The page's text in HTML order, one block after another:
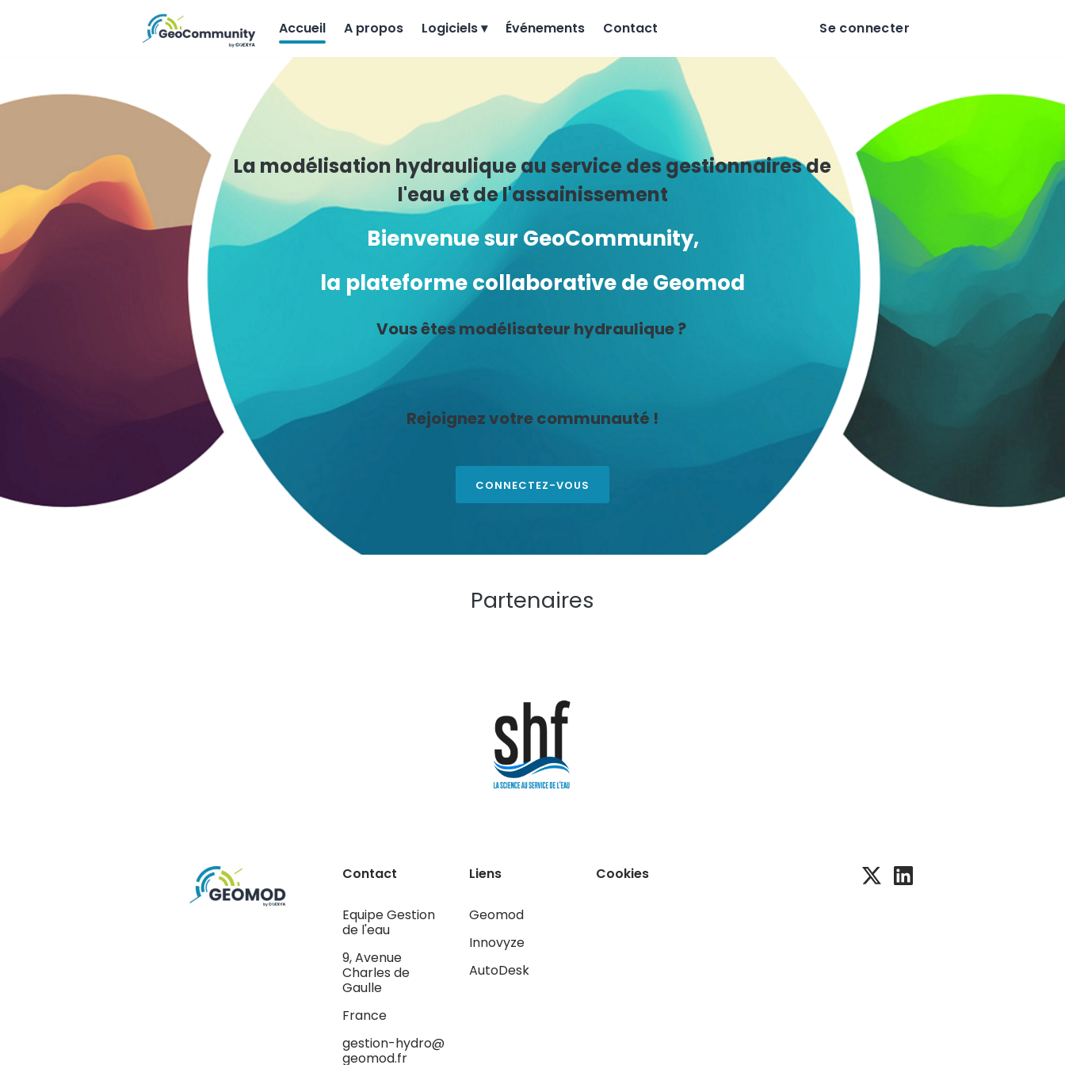
Accueil A propos Logiciels ▾ Événements Contact Se connecter
La modélisation hydraulique au service des gestionnaires de
l'eau et de l'assainissement
Bienvenue sur GeoCommunity,
la plateforme collaborative de Geomod
Vous êtes modélisateur hydraulique ?
Rejoignez votre communauté !
CONNECTEZ-VOUS
Partenaires
Contact
Equipe Gestion
de l'eau
9, Avenue
Charles de
Gaulle
France
gestion-hydro@
geomod.fr
Liens
Geomod
Innovyze
AutoDesk
Cookies